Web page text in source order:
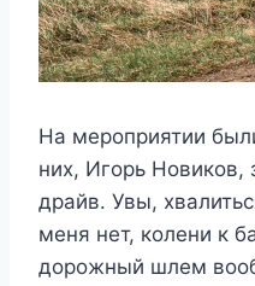
На мероприятии
них, Игорь Новиков,
драйв. Увы,
меня нет, колени к
дорожный шлем